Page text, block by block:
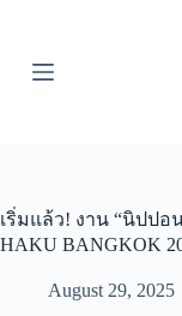
p
t
e
เริ่มแล้ว! งาน “นิปปอ
HAKU BANGKOK
August 29, 2025